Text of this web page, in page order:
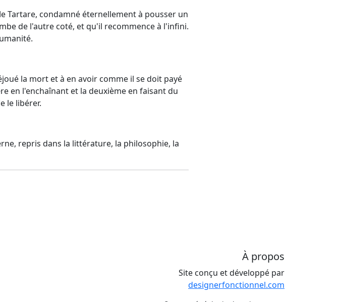
Tartare, condamné éternellement à pousser un
de l'autre coté, et qu'il recommence à l'infini.
la mort et à en avoir comme il se doit payé
en l'enchaînant et la deuxième en faisant du
le libérer.
repris dans la littérature, la philosophie, la
À propos
Site conçu et développé par
designerfonctionnel.com